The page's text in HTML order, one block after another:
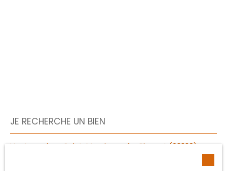
JE RECHERCHE UN BIEN
Vente maison Saint-Maurice-près-Pionsat (63330)